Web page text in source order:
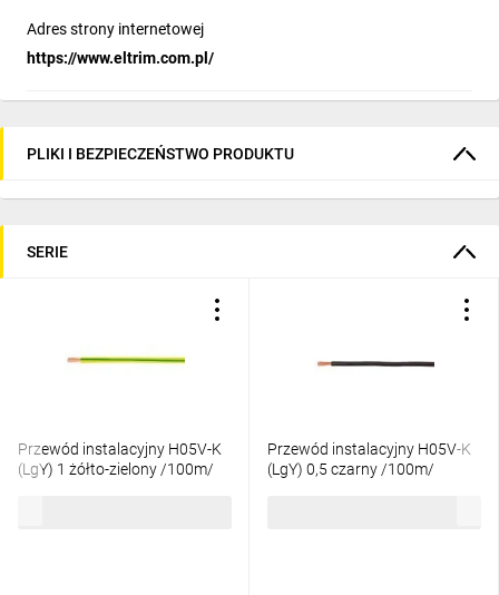
Adres strony internetowej
https://www.eltrim.com.pl/
PLIKI I BEZPIECZEŃSTWO PRODUKTU
SERIE
Przewód instalacyjny H05V-K
(LgY) 1 żółto-zielony /100m/
Przewód instalacyjny H05V-K
(LgY) 0,5 czarny /100m/